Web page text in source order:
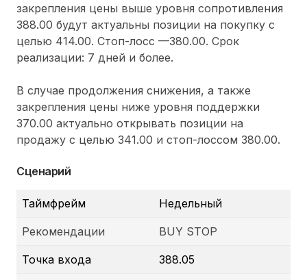
закрепления цены выше уровня сопротивления
388.00 будут актуальны позиции на покупку с
целью 414.00. Стоп-лосс —380.00. Срок
реализации: 7 дней и более.
В случае продолжения снижения, а также
закрепления цены ниже уровня поддержки
370.00 актуально открывать позиции на
продажу с целью 341.00 и стоп-лоссом 380.00.
Сценарий
Таймфрейм Недельный
Рекомендации BUY STOP
Точка входа 388.05